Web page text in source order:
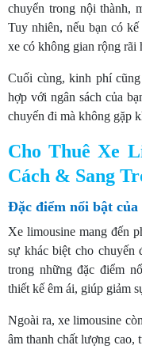
chuyển trong nội thành,
Tuy nhiên, nếu bạn có
xe có không gian rộng rãi
Cuối cùng, kinh phí
hợp với ngân sách của
chuyến đi mà không gặp
Cho Thuê Xe
Cách & Sang
Đặc điểm nổi bật của
Xe limousine mang đến
sự khác biệt cho
trong những đặc điểm
thiết kế êm ái, giúp giảm
Ngoài ra, xe limousine
âm thanh chất lượng cao,